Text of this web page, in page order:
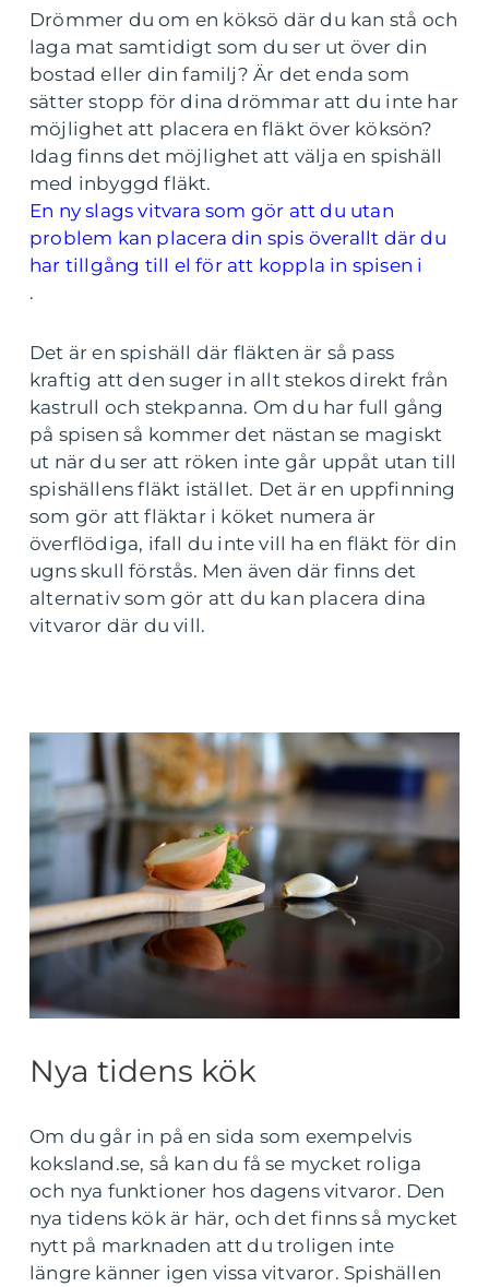
Drömmer du om en köksö där du kan stå och
laga mat samtidigt som du ser ut över din
bostad eller din familj? Är det enda som
sätter stopp för dina drömmar att du inte har
möjlighet att placera en fläkt över köksön?
Idag finns det möjlighet att välja en spishäll
med inbyggd fläkt.
En ny slags vitvara som gör att du utan
problem kan placera din spis överallt där du
har tillgång till el för att koppla in spisen i
.
Det är en spishäll där fläkten är så pass
kraftig att den suger in allt stekos direkt från
kastrull och stekpanna. Om du har full gång
på spisen så kommer det nästan se magiskt
ut när du ser att röken inte går uppåt utan till
spishällens fläkt istället. Det är en uppfinning
som gör att fläktar i köket numera är
överflödiga, ifall du inte vill ha en fläkt för din
ugns skull förstås. Men även där finns det
alternativ som gör att du kan placera dina
vitvaror där du vill.
Nya tidens kök
Om du går in på en sida som exempelvis
koksland.se, så kan du få se mycket roliga
och nya funktioner hos dagens vitvaror. Den
nya tidens kök är här, och det finns så mycket
nytt på marknaden att du troligen inte
längre känner igen vissa vitvaror. Spishällen